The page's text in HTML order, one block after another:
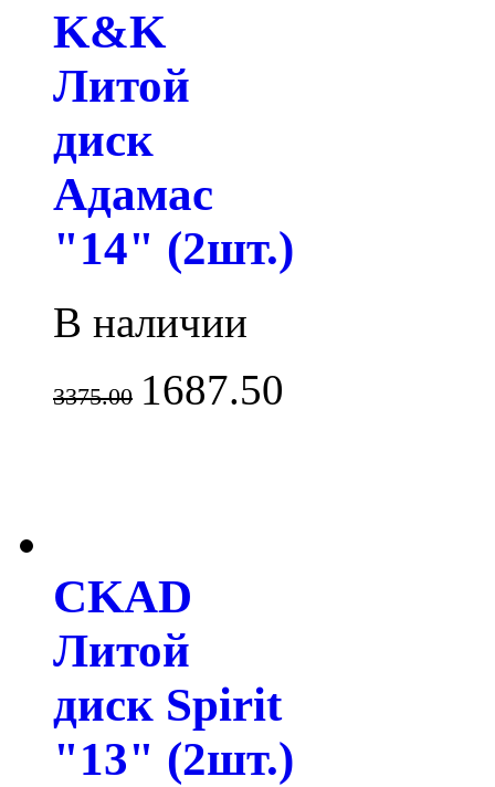
K&K
Литой
диск
Адамас
"14" (2шт.)
В наличии
3375.00 1687.50
CKAD
Литой
диск Spirit
"13" (2шт.)